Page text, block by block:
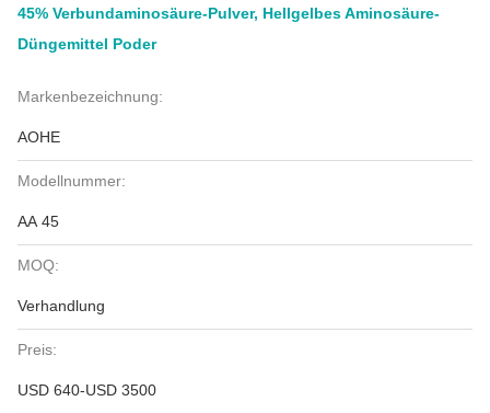
45% Verbundaminosäure-Pulver, Hellgelbes Aminosäure-
Düngemittel Poder
Markenbezeichnung:
AOHE
Modellnummer:
AA 45
MOQ:
Verhandlung
Preis:
USD 640-USD 3500